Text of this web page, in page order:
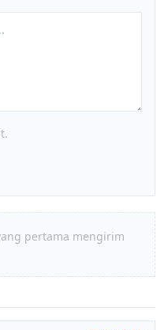
pertama mengirim